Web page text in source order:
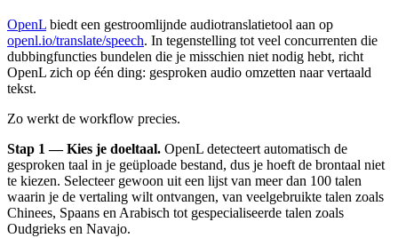
OpenL biedt een gestroomlijnde audiotranslatietool aan op
openl.io/translate/speech. In tegenstelling tot veel concurrenten die
dubbingfuncties bundelen die je misschien niet nodig hebt, richt
OpenL zich op één ding: gesproken audio omzetten naar vertaald
tekst.
Zo werkt de workflow precies.
Stap 1 — Kies je doeltaal. OpenL detecteert automatisch de
gesproken taal in je geüploade bestand, dus je hoeft de brontaal niet
te kiezen. Selecteer gewoon uit een lijst van meer dan 100 talen
waarin je de vertaling wilt ontvangen, van veelgebruikte talen zoals
Chinees, Spaans en Arabisch tot gespecialiseerde talen zoals
Oudgrieks en Navajo.